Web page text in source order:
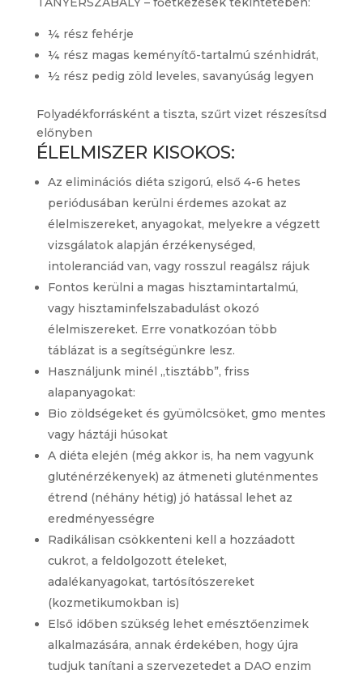
¼ rész fehérje
¼ rész magas keményítő-tartalmú szénhidrát,
½ rész pedig zöld leveles, savanyúság legyen
Folyadékforrásként a tiszta, szűrt vizet részesítsd
előnyben
ÉLELMISZER KISOKOS:
Az eliminációs diéta szigorú, első 4-6 hetes
periódusában kerülni érdemes azokat az
élelmiszereket, anyagokat, melyekre a végzett
vizsgálatok alapján érzékenységed,
intoleranciád van, vagy rosszul reagálsz rájuk
Fontos kerülni a magas hisztamintartalmú,
vagy hisztaminfelszabadulást okozó
élelmiszereket. Erre vonatkozóan több
táblázat is a segítségünkre lesz.
Használjunk minél „tisztább”, friss
alapanyagokat:
Bio zöldségeket és gyümölcsöket, gmo mentes
vagy háztáji húsokat
A diéta elején (még akkor is, ha nem vagyunk
gluténérzékenyek) az átmeneti gluténmentes
étrend (néhány hétig) jó hatással lehet az
eredményességre
Radikálisan csökkenteni kell a hozzáadott
cukrot, a feldolgozott ételeket,
adalékanyagokat, tartósítószereket
(kozmetikumokban is)
Első időben szükség lehet emésztőenzimek
alkalmazására, annak érdekében, hogy újra
tudjuk tanítani a szervezetedet a DAO enzim